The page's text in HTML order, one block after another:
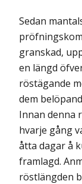
Sedan
granskad,
en längd
röstägande
dem
Innan denna
hvarje gång
åtta dagar å
framlagd.
röstlängden